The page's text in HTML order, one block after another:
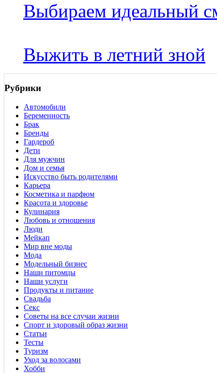
Выбираем идеальный
Выжить в летний зной
Рубрики
Автомобили
Беременность
Брак
Бренды
Гардероб
Дети
Для мужчин
Дом и семья
Искусство быть родителями
Карьера
Косметика и парфюм
Красота и здоровье
Кулинария
Любовь и отношения
Люди
Мейкап
Мир вне моды
Мода
Модельный бизнес
Наши питомцы
Наши услуги
Продукты и питание
Свадьба
Секс
Советы на все случаи жизни
Спорт и здоровый образ жизни
Статьи
Тесты
Туризм
Уход за волосами
Хобби